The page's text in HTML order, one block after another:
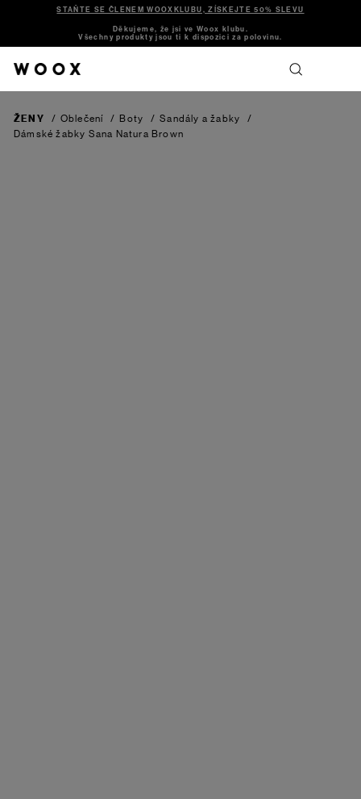
STAŇTE SE ČLENEM WOOXKLUBU, ZÍSKEJTE 50% SLEVU
Děkujeme, že jsi ve Woox klubu.
Všechny produkty jsou ti k dispozici za polovinu.
ŽENY / Oblečení / Boty / Sandály a žabky
/
Dámské žabky Sana Natura Brown